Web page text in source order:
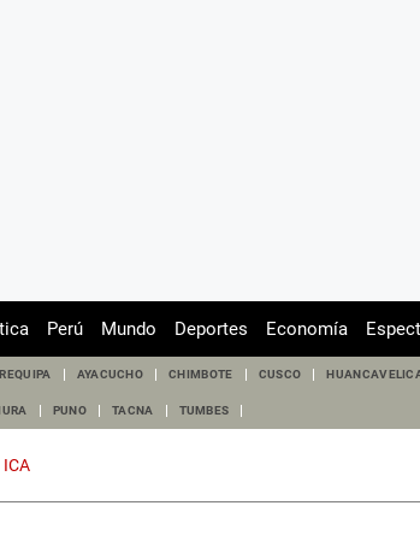
Perú Mundo Deportes Economía
AYACUCHO CHIMBOTE CUSCO
PUNO TACNA TUMBES
ICA